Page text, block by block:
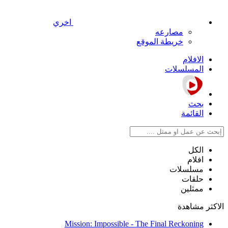
اخري
مصارعه
خريطة الموقع
الافلام
المسلسلات
بحث
القائمة
الكل
افلام
مسلسلات
حلقات
ممثلين
الاكثر مشاهدة
Mission: Impossible - The Final Reckoning